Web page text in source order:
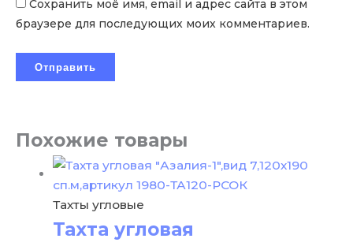
Сохранить моё имя, email и адрес сайта в этом
браузере для последующих моих комментариев.
Похожие товары
Тахты угловые
Тахта угловая